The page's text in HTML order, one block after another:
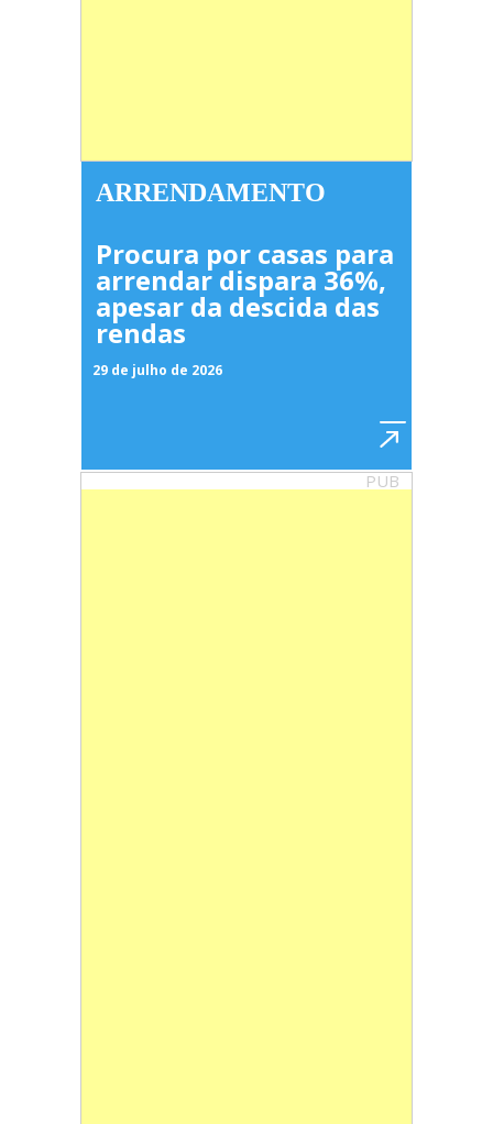
ARRENDAMENTO
Procura por casas para
arrendar dispara 36%,
apesar da descida das
rendas
29 de julho de 2026
PUB